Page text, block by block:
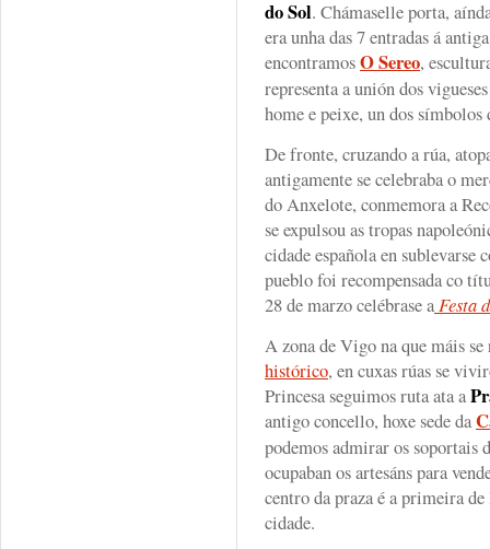
do Sol. Chámaselle porta,
era unha das 7 entradas á
encontramosO Sereo,
representa a unión dos
home e peixe, un dos símbolos
De fronte, cruzando a rúa,
antigamente se celebraba o
do Anxelote, conmemora a
se expulsou as tropas
cidade española en
pueblo foi recompensada co
28 de marzo celébrase a Festa
A zona de Vigo na que máis
histórico, en cuxas rúas se
Princesa seguimos ruta ata a
antigo concello, hoxe sede da
podemos admirar os soportais
ocupaban os artesáns para
centro da praza é a primeira
cidade.